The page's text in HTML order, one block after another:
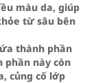
màu da, giúp
từ sâu bên
thành phần
phần này còn
củng cố lớp